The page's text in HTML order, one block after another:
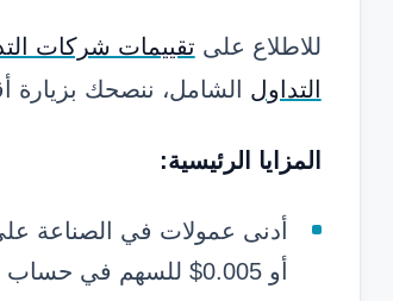
للاطلاع على تقييمات شركات
التداول الشامل، ننصحك بزيارة
المزايا الرئيسية:
أو 0.005$ للسهم في حساب IBKR Pro)